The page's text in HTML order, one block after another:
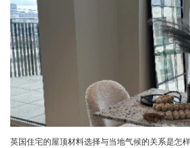
英国住宅的屋顶材料选择与当地气候的关系是怎